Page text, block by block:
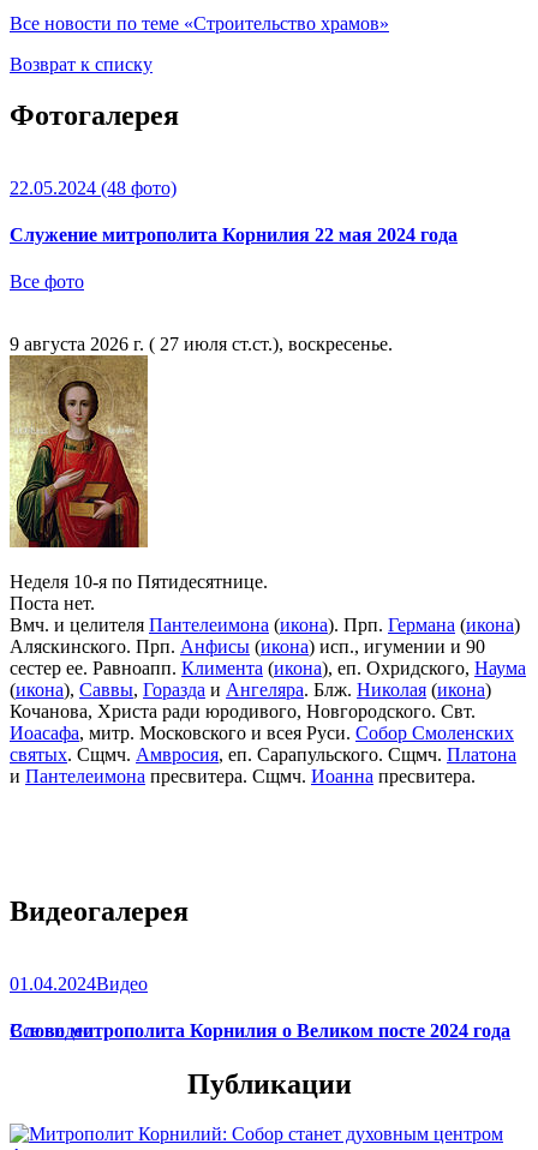
Все новости по теме «Строительство храмов»
Возврат к списку
Фотогалерея
22.05.2024 (48 фото)
Служение митрополита Корнилия 22 мая 2024 года
Все фото
9 августа 2026 г. ( 27 июля ст.ст.), воскресенье.
Неделя 10-я по Пятидесятнице.
Поста нет.
Вмч. и целителя Пантелеимона (икона). Прп. Германа (икона)
Аляскинского. Прп. Анфисы (икона) исп., игумении и 90
сестер ее. Равноапп. Климента (икона), еп. Охридского, Наума
(икона), Саввы, Горазда и Ангеляра. Блж. Николая (икона)
Кочанова, Христа ради юродивого, Новгородского. Свт.
Иоасафа, митр. Московского и всея Руси. Собор Смоленских
святых. Сщмч. Амвросия, еп. Сарапульского. Сщмч. Платона
и Пантелеимона пресвитера. Сщмч. Иоанна пресвитера.
Видеогалерея
01.04.2024Видео
Слово митрополита Корнилия о Великом посте 2024 года
Все видео
Публикации